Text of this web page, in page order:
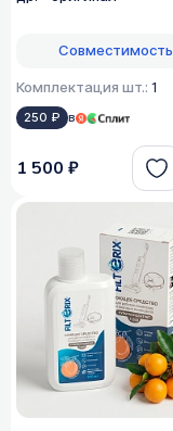
Совместимость
Комплектация шт.: 1
250 ₽ в
1 500 ₽